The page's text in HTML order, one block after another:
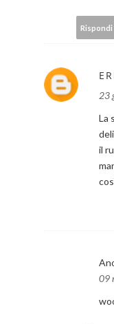
Rispondi
23
La
il
09